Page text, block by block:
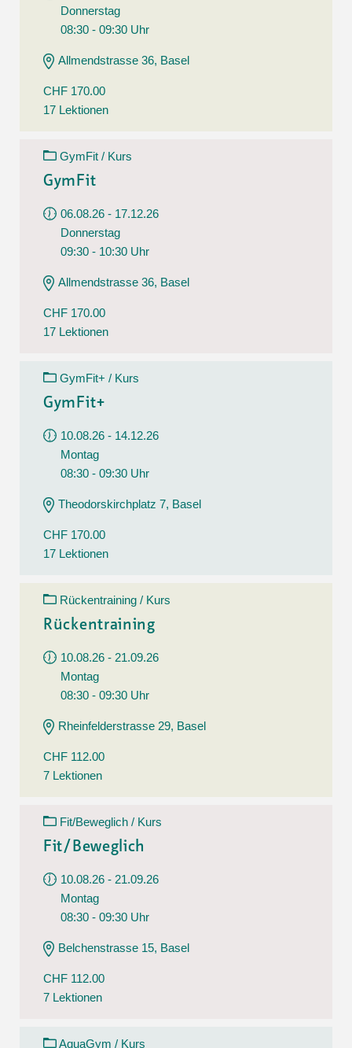
Donnerstag
08:30 - 09:30 Uhr
Allmendstrasse 36, Basel
CHF 170.00
17 Lektionen
GymFit / Kurs
GymFit
06.08.26 - 17.12.26
Donnerstag
09:30 - 10:30 Uhr
Allmendstrasse 36, Basel
CHF 170.00
17 Lektionen
GymFit+ / Kurs
GymFit+
10.08.26 - 14.12.26
Montag
08:30 - 09:30 Uhr
Theodorskirchplatz 7, Basel
CHF 170.00
17 Lektionen
Rückentraining / Kurs
Rückentraining
10.08.26 - 21.09.26
Montag
08:30 - 09:30 Uhr
Rheinfelderstrasse 29, Basel
CHF 112.00
7 Lektionen
Fit/Beweglich / Kurs
Fit/Beweglich
10.08.26 - 21.09.26
Montag
08:30 - 09:30 Uhr
Belchenstrasse 15, Basel
CHF 112.00
7 Lektionen
AquaGym / Kurs